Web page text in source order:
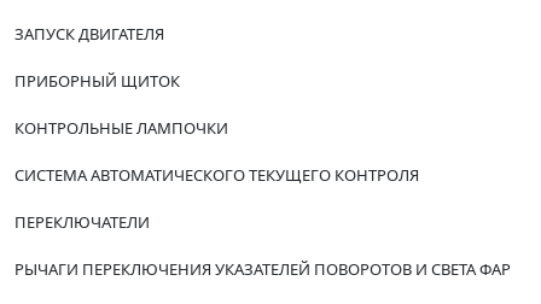
ЗАПУСК ДВИГАТЕЛЯ
ПРИБОРНЫЙ ЩИТОК
КОНТРОЛЬНЫЕ ЛАМПОЧКИ
СИСТЕМА АВТОМАТИЧЕСКОГО ТЕКУЩЕГО КОНТРОЛЯ
ПЕРЕКЛЮЧАТЕЛИ
РЫЧАГИ ПЕРЕКЛЮЧЕНИЯ УКАЗАТЕЛЕЙ ПОВОРОТОВ И СВЕТА ФАР